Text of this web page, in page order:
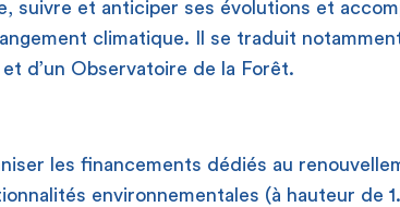
suivre et anticiper ses évolutions et
climatique. Il se traduit
d’un Observatoire de la Forêt.
les financements dédiés au
environnementales (à hauteur de